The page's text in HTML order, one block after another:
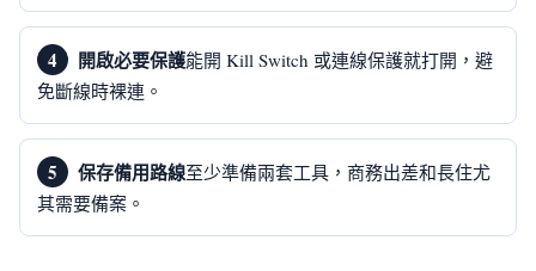
開啟必要保護能開 Kill Switch 或連線保護就打開，避
免斷線時裸連。
保存備用路線至少準備兩套工具，商務出差和長住尤
其需要備案。